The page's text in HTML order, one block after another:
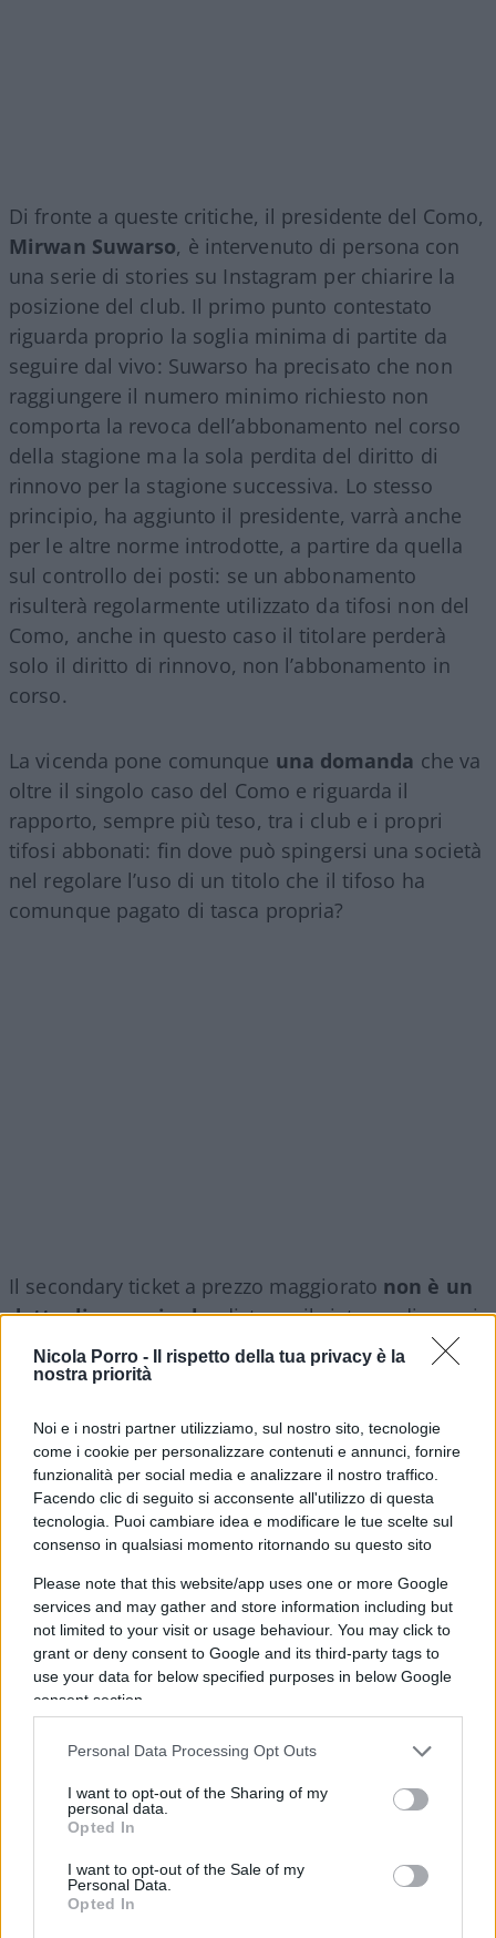
Nicola Porro -
Il rispetto della tua privacy è la
nostra priorità
Noi e i nostri partner utilizziamo, sul nostro sito, tecnologie
come i cookie per personalizzare contenuti e annunci, fornire
funzionalità per social media e analizzare il nostro traffico.
Facendo clic di seguito si acconsente all'utilizzo di questa
tecnologia. Puoi cambiare idea e modificare le tue scelte sul
consenso in qualsiasi momento ritornando su questo sito
Please note that this website/app uses one or more Google
services and may gather and store information including but
not limited to your visit or usage behaviour. You may click to
grant or deny consent to Google and its third-party tags to
use your data for below specified purposes in below Google
consent section.
Personal Data Processing Opt Outs
I want to opt-out of the Sharing of my
personal data.
Opted In
I want to opt-out of the Sale of my
Personal Data.
Opted In
Di fronte a queste critiche, il presidente del Como,
Mirwan Suwarso, è intervenuto di persona con
una serie di stories su Instagram per chiarire la
posizione del club. Il primo punto contestato
riguarda proprio la soglia minima di partite da
seguire dal vivo: Suwarso ha precisato che non
raggiungere il numero minimo richiesto non
comporta la revoca dell’abbonamento nel corso
della stagione ma la sola perdita del diritto di
rinnovo per la stagione successiva. Lo stesso
principio, ha aggiunto il presidente, varrà anche
per le altre norme introdotte, a partire da quella
sul controllo dei posti: se un abbonamento
risulterà regolarmente utilizzato da tifosi non del
Como, anche in questo caso il titolare perderà
solo il diritto di rinnovo, non l’abbonamento in
corso.
La vicenda pone comunque una domanda che va
oltre il singolo caso del Como e riguarda il
rapporto, sempre più teso, tra i club e i propri
tifosi abbonati: fin dove può spingersi una società
nel regolare l’uso di un titolo che il tifoso ha
comunque pagato di tasca propria?
Il secondary ticket a prezzo maggiorato non è un
dettaglio marginale: distorce il sistema di prezzi
pensato per premiare la fedeltà. Se chi ha un
abbonamento scontato può rivenderlo a prezzo
vantaggio economico pensato per il tifoso diventa
uno strumento di arbitraggio nelle mani di pochi e
la società perde ricavi che altrimenti incasserebbe
direttamente attraverso la vendita ufficiale dei
biglietti. Da questo punto di vista, il tentativo di
tutelarsi può essere comprensibile.
Il chiarimento di Suwarso attenua la misura, ma
non ne cambia la sostanza: una soglia rigida di
assenze — tre, secondo la prima formulazione —
continua a non distinguere tra chi specula
match più attesi e chi, semplicemente, non può
essere presente per lavoro, salute o altri impegni
legittimi. Perdere il diritto di rinnovo è una
sanzione meno drastica del ritiro immediato, ma
resta comunque una sanzione e il rischio è che